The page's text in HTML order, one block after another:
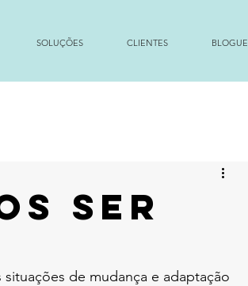
SOLUÇÕES CLIENTES BLOGUE
SER
de mudança e adaptação